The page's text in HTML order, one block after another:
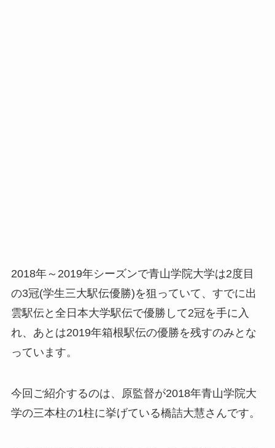
2018年～2019年シーズンで青山学院大学は2度目
の3冠(学生三大駅伝優勝)を狙っていて、すでに出
雲駅伝と全日本大学駅伝で優勝して2冠を手に入
れ、あとは2019年箱根駅伝の優勝を残すのみとな
っています。
今回ご紹介するのは、原監督が2018年青山学院大
学の三本柱の1柱に挙げている橋詰大慧さんです。